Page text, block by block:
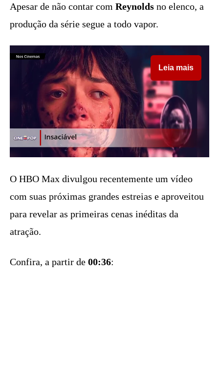
Apesar de não contar com Reynolds no elenco, a
produção da série segue a todo vapor.
Leia mais
O HBO Max divulgou recentemente um vídeo
com suas próximas grandes estreias e aproveitou
para revelar as primeiras cenas inéditas da
atração.
Confira, a partir de 00:36: